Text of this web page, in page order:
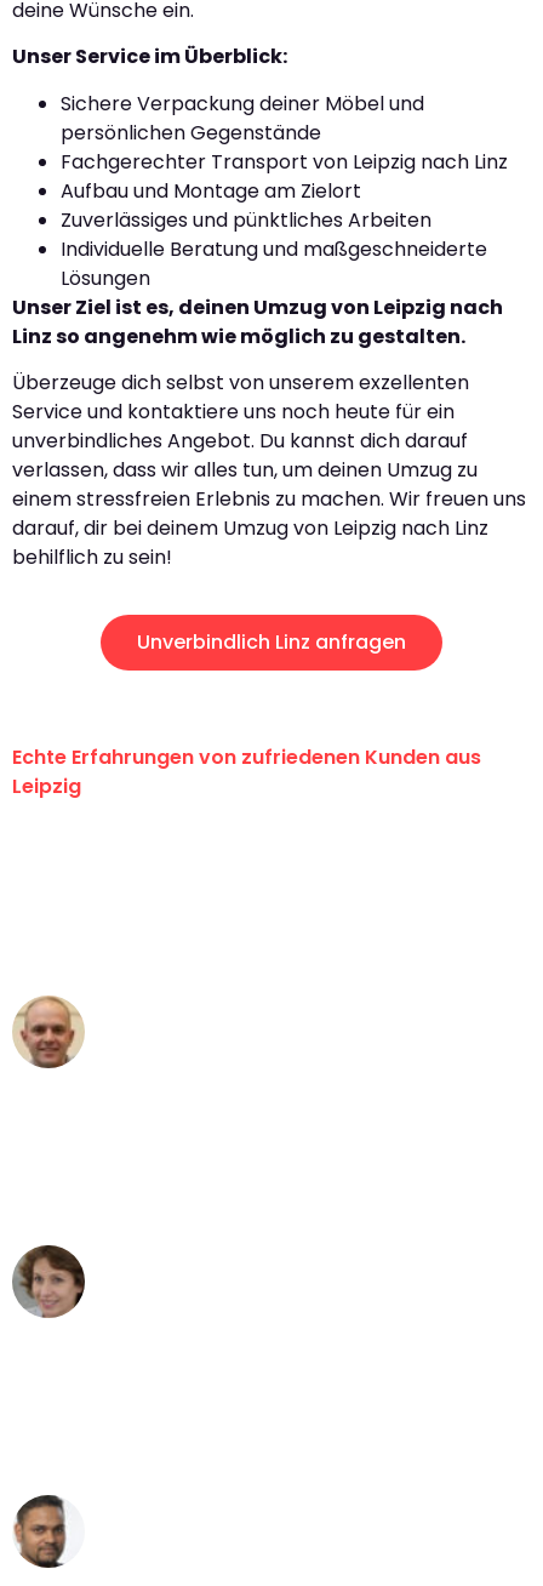
deine Wünsche ein.
Unser Service im Überblick:
Sichere Verpackung deiner Möbel und
persönlichen Gegenstände
Fachgerechter Transport von Leipzig nach Linz
Aufbau und Montage am Zielort
Zuverlässiges und pünktliches Arbeiten
Individuelle Beratung und maßgeschneiderte
Lösungen
Unser Ziel ist es, deinen Umzug von Leipzig nach
Linz so angenehm wie möglich zu gestalten.
Überzeuge dich selbst von unserem exzellenten
Service und kontaktiere uns noch heute für ein
unverbindliches Angebot. Du kannst dich darauf
verlassen, dass wir alles tun, um deinen Umzug zu
einem stressfreien Erlebnis zu machen. Wir freuen uns
darauf, dir bei deinem Umzug von Leipzig nach Linz
behilflich zu sein!
Unverbindlich Linz anfragen
Echte Erfahrungen von zufriedenen Kunden aus
Leipzig